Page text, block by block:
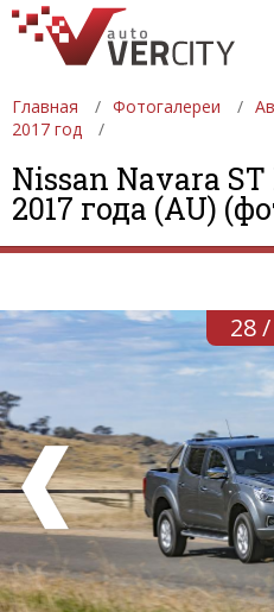
Главная Фотогалереи
2017 год
Nissan Navara ST
2017 года (AU)
ФОТОГАЛЕРЕИ
АВТОСАЛОНЫ
28